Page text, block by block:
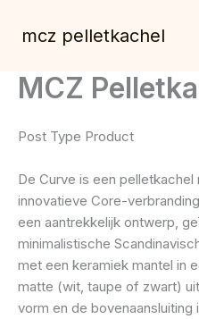
naar
inhoud
mcz pelletkachel
MCZ
Post Type Product
De Curve is een
innovatieve Core-
een aantrekkelijk ontwerp,
minimalistische
met een keramiek mantel in
matte (wit, taupe of zwart)
vorm en de